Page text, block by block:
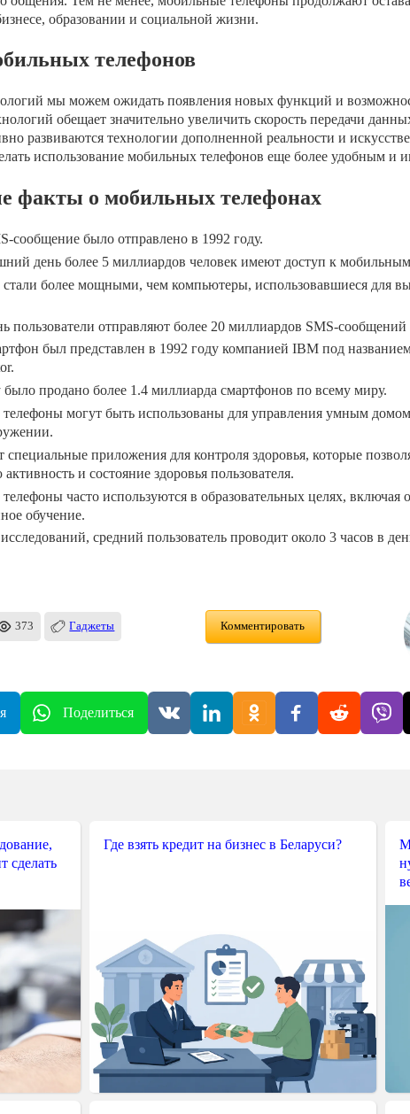
образовании и социальной жизни.
телефонов
мы можем ожидать появления новых функций и
обещает значительно увеличить скорость передачи
развиваются технологии дополненной реальности и
использование мобильных телефонов еще более удобным и
факты о мобильных телефонах
сообщение было отправлено в 1992 году.
день более 5 миллиардов человек имеют доступ к
более мощными, чем компьютеры, использовавшиеся для
пользователи отправляют более 20 миллиардов SMS-сообщений
был представлен в 1992 году компанией IBM под
продано более 1.4 миллиарда смартфонов по всему миру.
могут быть использованы для управления умным
приложения для контроля здоровья, которые
и состояние здоровья пользователя.
часто используются в образовательных целях, включая
обучение.
средний пользователь проводит около 3 часов в
373 Гаджеты Комментировать
Поделиться
сделать
Где взять кредит на бизнес в Беларуси?